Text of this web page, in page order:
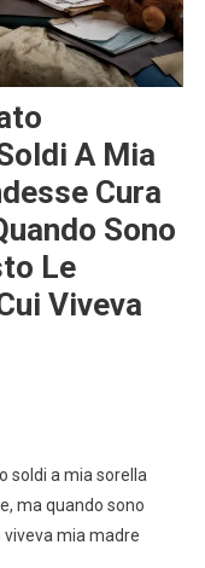
A Mia
Cura
Sono
Le
Viveva
soldi a mia sorella
ma quando sono
mia madre